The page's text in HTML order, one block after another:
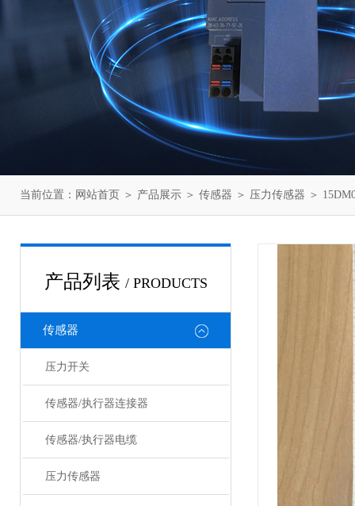
当前位置： 网站首页 ＞ 产品展示 ＞ 传感器 ＞ 压力传感器 ＞
产品列表 / PRODUCTS
传感器
压力开关
传感器/执行器连接器
传感器/执行器电缆
压力传感器